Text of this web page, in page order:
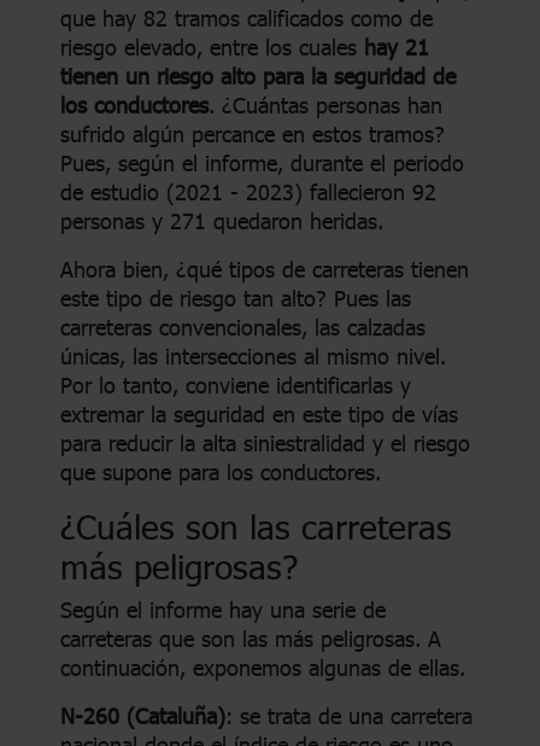
que hay 82 tramos calificados como de
riesgo elevado, entre los cuales hay 21
tienen un riesgo alto para la seguridad de
los conductores. ¿Cuántas personas han
sufrido algún percance en estos tramos?
Pues, según el informe, durante el periodo
de estudio (2021 - 2023) fallecieron 92
personas y 271 quedaron heridas.
Ahora bien, ¿qué tipos de carreteras tienen
este tipo de riesgo tan alto? Pues las
carreteras convencionales, las calzadas
únicas, las intersecciones al mismo nivel.
Por lo tanto, conviene identificarlas y
extremar la seguridad en este tipo de vías
para reducir la alta siniestralidad y el riesgo
que supone para los conductores.
¿Cuáles son las carreteras
más peligrosas?
Según el informe hay una serie de
carreteras que son las más peligrosas. A
continuación, exponemos algunas de ellas.
N-260 (Cataluña): se trata de una carretera